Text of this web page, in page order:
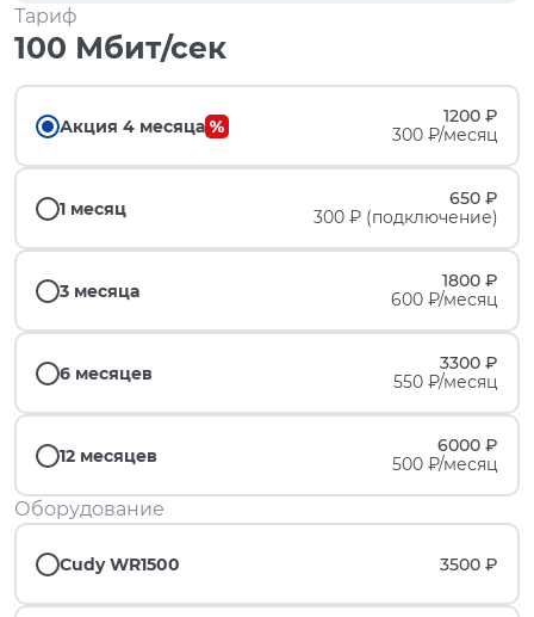
Тариф
100 Мбит/сек
Акция 4 месяца
1200 ₽
300 ₽/месяц
1 месяц
650 ₽
300 ₽ (подключение)
3 месяца
1800 ₽
600 ₽/месяц
6 месяцев
3300 ₽
550 ₽/месяц
12 месяцев
6000 ₽
500 ₽/месяц
Оборудование
Cudy WR1500 3500 ₽